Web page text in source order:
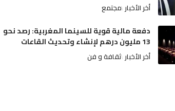
أخر الأخبار مجتمع
دفعة مالية قوية للسينما المغربية: رصد نحو
13 مليون درهم لإنشاء وتحديث القاعات
أخر الأخبار ثقافة و فن